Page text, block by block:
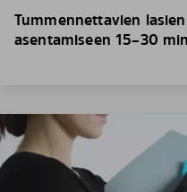
Tummennettavien
asentamiseen 15–30